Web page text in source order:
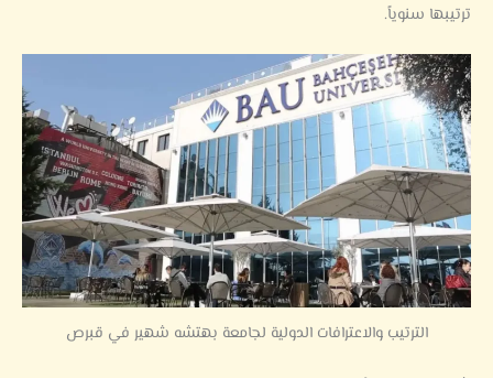
ترتيبها سنوياً.
الترتيب والاعترافات الدولية لجامعة بهتشه شهير في قبرص